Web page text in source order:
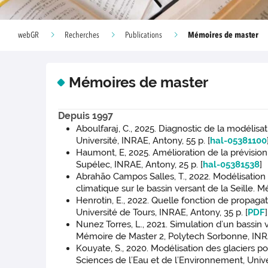
webGR Recherches Publications Mémoires de master
Mémoires de master
Depuis 1997
Aboulfaraj, C., 2025. Diagnostic de la
Université, INRAE, Antony, 55 p. [hal-05381100
Haumont, E, 2025. Amélioration de la
Supélec, INRAE, Antony, 25 p. [hal-05381538]
Abrahão Campos Salles, T., 2022.
climatique sur le bassin versant de la Seille.
Henrotin, E., 2022. Quelle fonction de
Université de Tours, INRAE, Antony, 35 p. [PDF]
Nunez Torres, L., 2021. Simulation d’un
Mémoire de Master 2, Polytech Sorbonne,
Kouyate, S., 2020. Modélisation des glaciers
Sciences de l’Eau et de l’Environnement,